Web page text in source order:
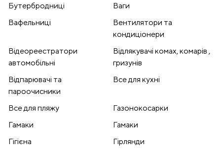
Бутербродниці
Ваги
Вафельниці
Вентилятори та
кондиціонери
Відеореестратори
автомобільні
Відлякувачі комах, комарів ,
гризунів
Відпарювачі та
пароочисники
Все для кухні
Все для пляжу
Газонокосарки
Гамаки
Гамаки
Гігієна
Гірлянди